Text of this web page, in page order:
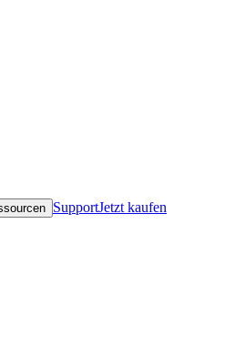
SupportJetzt kaufen